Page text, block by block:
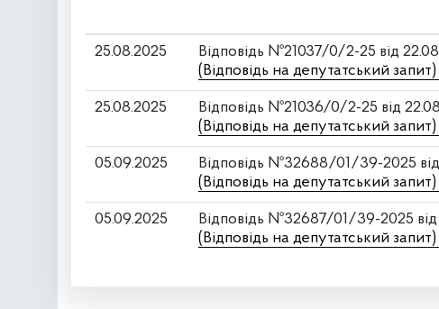
25.08.2025
Відповідь №21037/0/2-25 від
(Відповідь на депутатський
25.08.2025
Відповідь №21036/0/2-25 від
(Відповідь на депутатський
05.09.2025
Відповідь №32688/01/39-2025 від
(Відповідь на депутатський
05.09.2025
Відповідь №32687/01/39-2025 від
(Відповідь на депутатський